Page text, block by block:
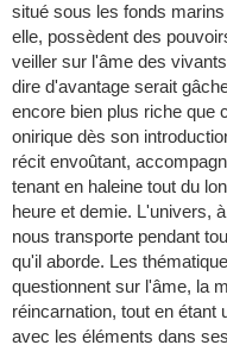
situé sous les fonds
elle, possèdent des
veiller sur l'âme des
dire d'avantage serait
encore bien plus riche que
onirique dès son
récit envoûtant,
tenant en haleine tout du
heure et demie. L'univers,
nous transporte pendant
qu'il aborde. Les
questionnent sur l'âme, la
réincarnation, tout en étant
avec les éléments dans